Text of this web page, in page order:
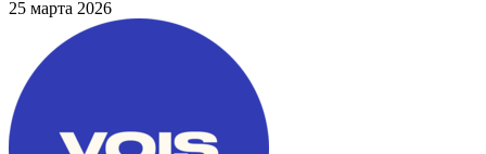
25 марта 2026